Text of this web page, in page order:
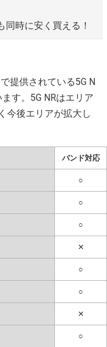
時に安く買える！
提供されている5G N
す。5G NRはエリア
今後エリアが拡大し
バンド対応
○
○
○
✕
○
○
✕
○